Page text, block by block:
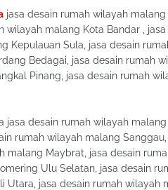
jasa desain rumah wilayah
wilayah malang Kota Bandar ,
Kepulauan Sula, jasa desain
Bedagai, jasa desain rumah
Pinang, jasa desain rumah
jasa desain rumah wilayah
rumah wilayah malang
malang Maybrat, jasa desain
Ulu Selatan, jasa desain
Utara, jasa desain rumah wilayah